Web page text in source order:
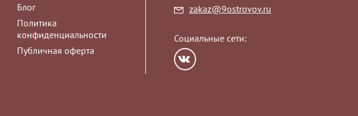
Блог
Политика
конфиденциальности
Публичная оферта
zakaz@9ostrovov.ru
Социальные сети: